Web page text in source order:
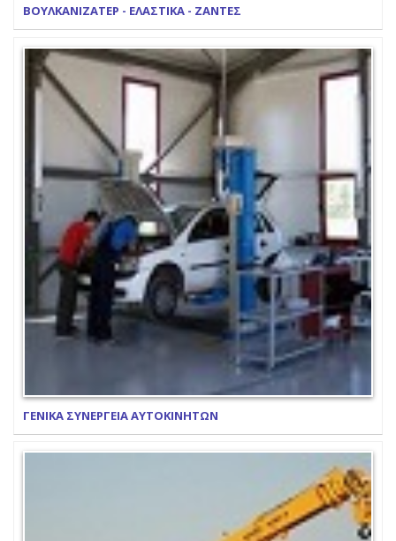
ΒΟΥΛΚΑΝΙΖΑΤΕΡ - ΕΛΑΣΤΙΚΑ - ΖΑΝΤΕΣ
ΓΕΝΙΚΑ ΣΥΝΕΡΓΕΙΑ ΑΥΤΟΚΙΝΗΤΩΝ